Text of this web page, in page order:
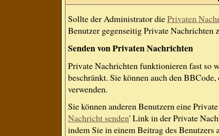
Sollte der Administrator diePrivaten
Benutzer gegenseitig Private Nachrichten
Senden von Privaten Nachrichten
Private Nachrichten funktionieren fast so
beschränkt. Sie können auch den
verwenden.
Sie können anderen Benutzern eine
Nachricht senden' Link in der Private
indem Sie in einem Beitrag des Benutzers